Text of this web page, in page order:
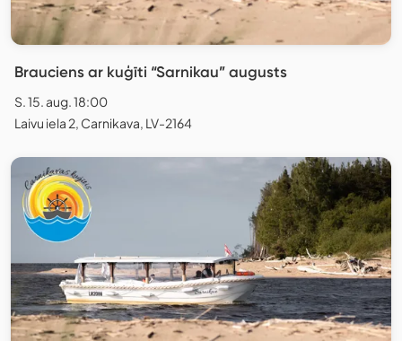
Brauciens ar kuģīti “Sarnikau” augusts
S. 15. aug. 18:00
Laivu iela 2, Carnikava, LV-2164